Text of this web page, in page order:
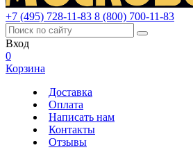
+7 (495) 728-11-83 8 (800) 700-11-83
Вход
0
Корзина
Доставка
Оплата
Написать нам
Контакты
Отзывы